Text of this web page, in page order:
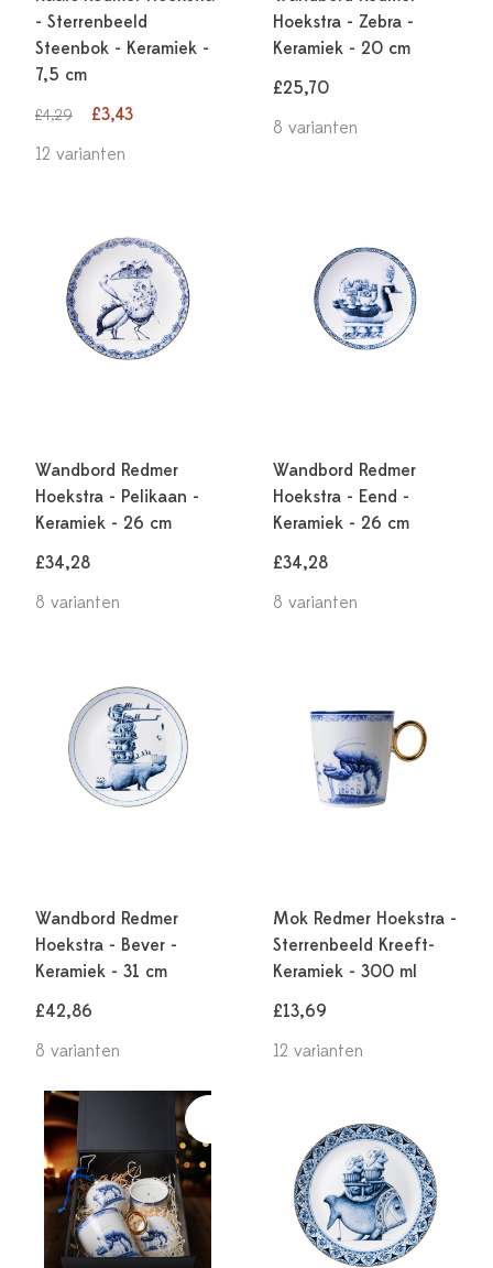
- Sterrenbeeld
Steenbok - Keramiek -
7,5 cm
£4,29
£3,43
12 varianten
Hoekstra - Zebra -
Keramiek - 20 cm
£25,70
8 varianten
Wandbord Redmer
Hoekstra - Pelikaan -
Keramiek - 26 cm
£34,28
8 varianten
Wandbord Redmer
Hoekstra - Eend -
Keramiek - 26 cm
£34,28
8 varianten
Wandbord Redmer
Hoekstra - Bever -
Keramiek - 31 cm
£42,86
8 varianten
Mok Redmer Hoekstra -
Sterrenbeeld Kreeft-
Keramiek - 300 ml
£13,69
12 varianten